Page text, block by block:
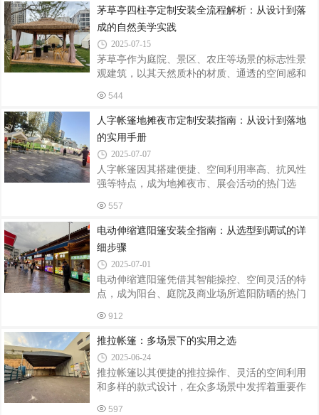
架材质常见的有铝合金和镀锌钢管，铝合金
性与艺术性的完美融合，重新定义户外商业空间
的美学标准。定制化：从功能到风格的全面升级
传统帐篷的单一形态已无法满足年轻化消费场景
的需求。如今的人字帐篷定制服务，正通过模块
化设计实现千帐千面：可调节的坡度与高度适配
不同场地条件，透明PVC窗与LED灯带组合营造
梦幻光影，甚至融入AR互动屏等科技元素，让帐
茅草亭四柱亭定制安装全流程解析：从设计到落
成的自然美学实践
2025-07-15
茅草亭作为庭院、景区、农庄等场景的标志性景
观建筑，以其天然质朴的材质、通透的空间感和
门选择。其中，四柱亭因结构简洁、比例协调，
适配中小型空间，定制需求尤为旺盛。本文从设
计、选材、施工到维护四大环节，拆解茅草亭四
柱亭的定制安装全流程。一、定制设计：功能与
美学的平衡术四柱亭的定制需以场地条件与用户
需求为核心，通过三维建模实现精准适配：空间
规划：根据庭院面积确定亭体尺寸（常见规格为
3m×3m至5m×5m），确保柱间距不小于2.5米，避
544
人字帐篷地摊夜市定制安装指南：从设计到落地
的实用手册
2025-07-07
人字帐篷因其搭建便捷、空间利用率高、抗风性
强等特点，成为地摊夜市、展会活动的热门选
失等问题常影响使用体验。本文从定制设计、材
料选择、安装步骤、维护管理四方面，梳理关键
注意事项，助商家高效打造安全实用的夜间经营
空间。一、定制设计：匹配场景需求与空间规划
尺寸与形状定制摊位面积：根据商品类型确定帐
篷尺寸。轻食摊位（如手冲咖啡、小吃）建议
3m×3m（覆盖操作台+2人通行空间）；服饰/饰品
摊位可扩展至4m×4m（预留展示架与试衣区）。
557
电动伸缩遮阳篷安装全指南：从选型到调试的详
细步骤
2025-07-01
电动伸缩遮阳篷凭借其智能操控、空间灵活的特
点，成为阳台、庭院及商业场所遮阳防晒的热门
全性。本文从前期准备、安装流程到调试维护，
系统梳理电动伸缩遮阳篷的安装要点，助您轻松
完成DIY或监督施工。一、安装前准备：选址、测
量与工具清单选址原则承重结构：遮阳篷需固定
在混凝土墙面、钢结构梁或实心砖墙上，避免安
装在石膏板、木质隔断等承重不足的表面；避障
空间：上方预留30cm以上净空，防止篷布收缩时
912
推拉帐篷：多场景下的实用之选
2025-06-24
推拉帐篷以其便捷的推拉操作、灵活的空间利用
和多样的款式设计，在众多场景中发挥着重要作
597